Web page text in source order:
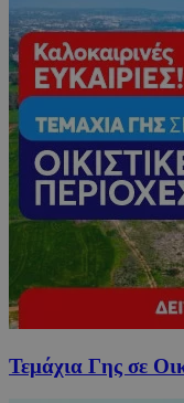
Τεμάχια Γης σε